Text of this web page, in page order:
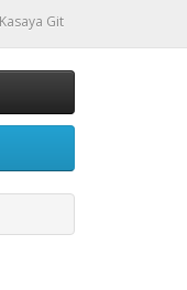
Kasaya Git